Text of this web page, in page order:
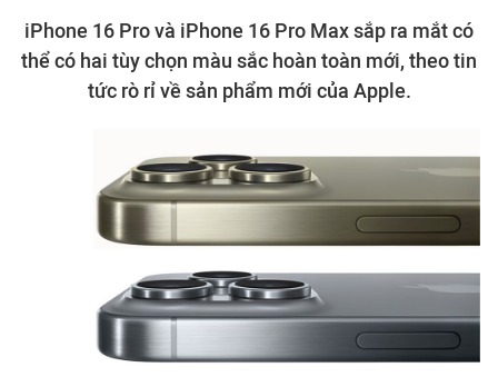
iPhone 16 Pro và iPhone 16 Pro Max sắp ra mắt có
thể có hai tùy chọn màu sắc hoàn toàn mới, theo tin
tức rò rỉ về sản phẩm mới của Apple.